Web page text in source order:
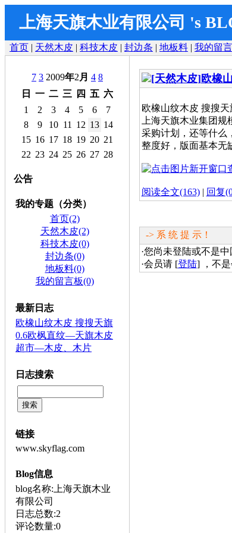
上海天旗木业有限公司 's
首页 | 天然木皮 | 科技木皮 | 封边条 | 地板料 | 我的留
7 3 2009年2 月 4 8
日
一 二 三 四 五 六
1
2 3 4 5 6
7
8
9 10 11 12 13 14
15 16 17 18 19 20 21
22 23 24 25 26 27 28
公告
我的专题（分类）
首页(2)
天然木皮(2)
科技木皮(0)
封边条(0)
地板料(0)
我的留言板(0)
最新日志
欧橡山纹木皮 搜搜天旗
0.6欧枫直纹—天旗木皮
超市—木皮、木片
日志搜索
链接
www.skyflag.com
Blog信息
blog名称:上海天旗木业
有限公司
日志总数:2
评论数量:0
[天然木皮] 欧橡
欧橡山纹木皮 搜搜天
上海天旗木业集团
采购计划，还等什么
整度好，版面基本无
阅读全文(163)| 回复
-> 系 统 提 示！
·您尚未登陆或不是
·会员请 [登陆] ，不